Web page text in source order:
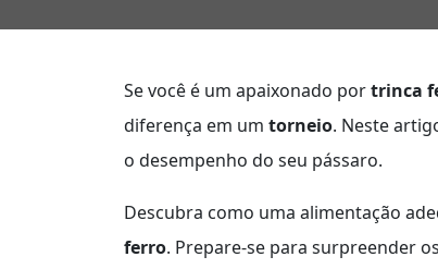
Se você é um apaixonado portrinca
diferença em um torneio. Neste
o desempenho do seu pássaro.
Descubra como uma alimentação
ferro. Prepare-se para surpreender